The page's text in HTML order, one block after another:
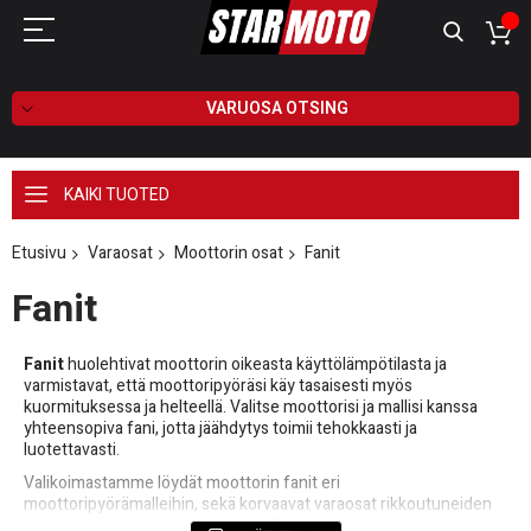
VARUOSA OTSING
KAIKI TUOTED
Etusivu Varaosat Moottorin osat Fanit
Fanit
Fanithuolehtivat moottorin oikeasta käyttölämpötilasta ja
varmistavat, että moottoripyöräsi käy tasaisesti myös
kuormituksessa ja helteellä. Valitse moottorisi ja mallisi kanssa
yhteensopiva fani, jotta jäähdytys toimii tehokkaasti ja
luotettavasti.
Valikoimastamme löydät moottorin fanit eri
moottoripyörämalleihin, sekä korvaavat varaosat rikkoutuneiden
tai kuluneiden tuulettimien tilalle. Panostamme laadukkaisiin osiin,